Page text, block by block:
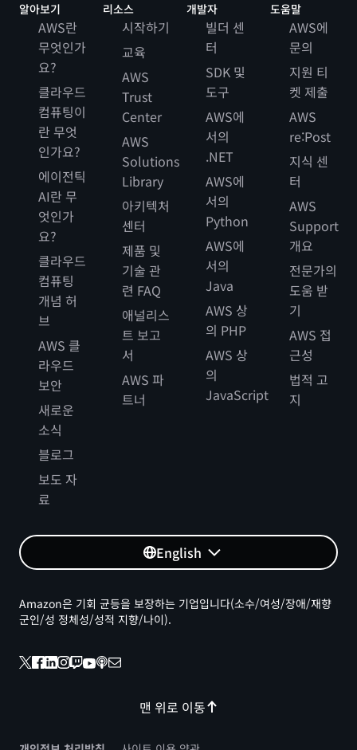
알아보기
AWS란
무엇인가
요?
클라우드
컴퓨팅이
란 무엇
인가요?
에이전틱
AI란 무
엇인가
요?
클라우드
컴퓨팅
개념 허
브
AWS 클
라우드
보안
새로운
소식
블로그
보도 자
료
리소스
시작하기
교육
AWS
Trust
Center
AWS
Solutions
Library
아키텍처
센터
제품 및
기술 관
련 FAQ
애널리스
트 보고
서
AWS 파
트너
개발자
빌더 센
터
SDK 및
도구
AWS에
서의
.NET
AWS에
서의
Python
AWS에
서의
Java
AWS 상
의 PHP
AWS 상
의
JavaScript
도움말
AWS에
문의
지원 티
켓 제출
AWS
re:Post
지식 센
터
AWS
Support
개요
전문가의
도움 받
기
AWS 접
근성
법적 고
지
English
맨 위로 이동
Amazon은 기회 균등을 보장하는 기업입니다(소수/여성/장애/재향
군인/성 정체성/성적 지향/나이).